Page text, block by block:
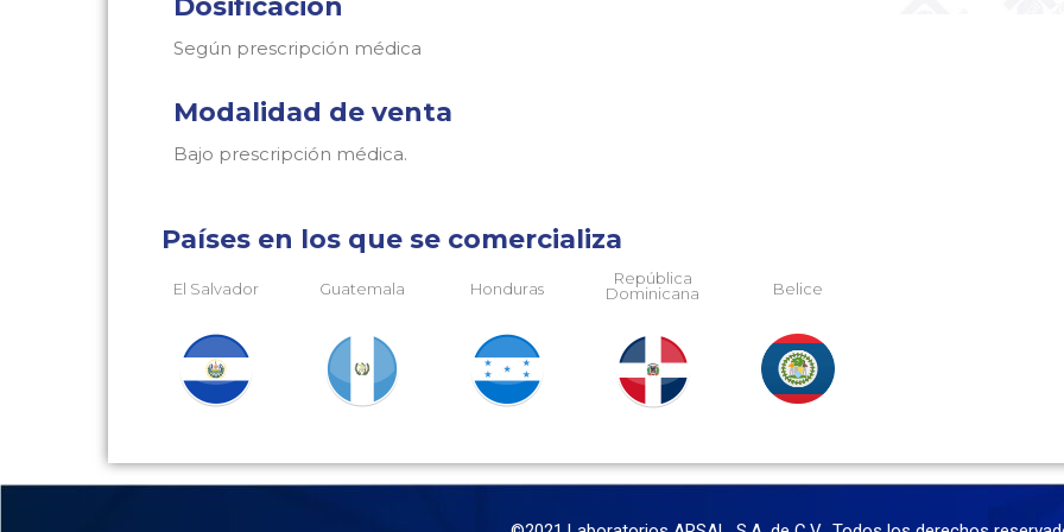
Dosificación
Según prescripción médica
Modalidad de venta
Bajo prescripción médica.
Países en los que se comercializa
El Salvador Guatemala Honduras
República
Dominicana
Belice